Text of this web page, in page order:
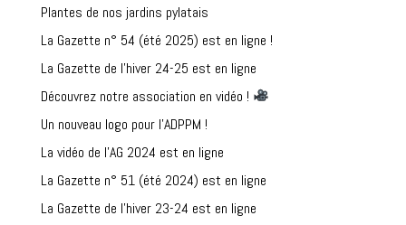
Plantes de nos jardins pylatais
La Gazette n° 54 (été 2025) est en ligne !
La Gazette de l’hiver 24-25 est en ligne
Découvrez notre association en vidéo !
Un nouveau logo pour l’ADPPM !
La vidéo de l’AG 2024 est en ligne
La Gazette n° 51 (été 2024) est en ligne
La Gazette de l’hiver 23-24 est en ligne